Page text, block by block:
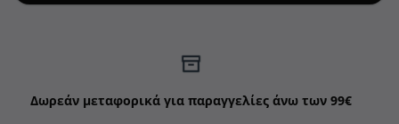
Δωρεάν μεταφορικά για παραγγελίες άνω των 99€